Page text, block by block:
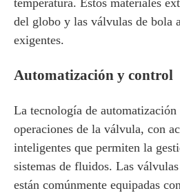
temperatura. Estos materiales
del globo y las válvulas de bola
exigentes.
Automatización y control
La tecnología de
operaciones de la válvula, con
inteligentes que permiten la
sistemas de fluidos. Las
están comúnmente equipadas